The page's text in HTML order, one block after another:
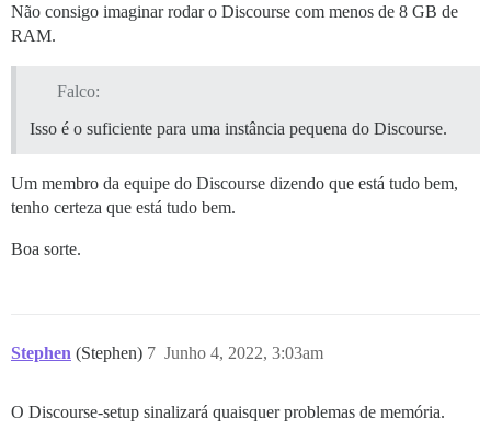
Não consigo imaginar rodar o Discourse com menos de 8 GB de
RAM.
Falco:
Isso é o suficiente para uma instância pequena do Discourse.
Um membro da equipe do Discourse dizendo que está tudo bem,
tenho certeza que está tudo bem.
Boa sorte.
Stephen (Stephen) Junho 4, 2022, 3:03am
7
O Discourse-setup sinalizará quaisquer problemas de memória.